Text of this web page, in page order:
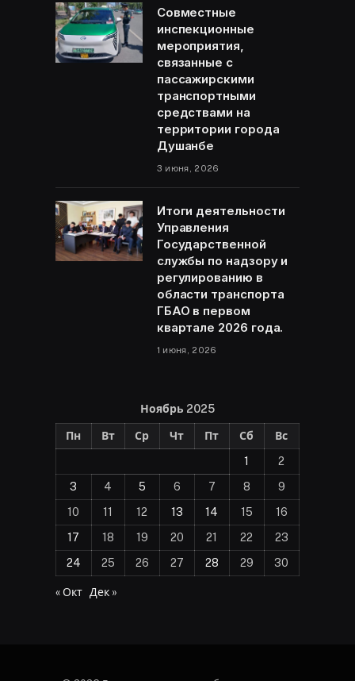
Совместные
инспекционные
мероприятия,
связанные с
пассажирскими
транспортными
средствами на
территории города
Душанбе
3 июня, 2026
Итоги деятельности
Управления
Государственной
службы по надзору и
регулированию в
области транспорта
ГБАО в первом
квартале 2026 года.
1 июня, 2026
Ноябрь 2025
Пн Вт Ср Чт Пт Сб
Вс
1
2
3
4 5 6 7 8
9
10
11 12 13 14 15
16
17
18 19 20 21 22
23
24
25 26 27 28 29 30
« Окт Дек »